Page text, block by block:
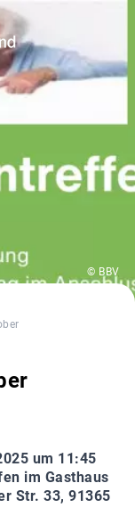
© BBV
um 11:45
im Gasthaus
Str. 33, 91365